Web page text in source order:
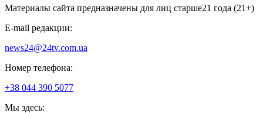
Материалы сайта предназначены для лиц старше21 года (21+)
E-mail редакции:
news24@24tv.com.ua
Номер телефона:
+38 044 390 5077
Мы здесь: